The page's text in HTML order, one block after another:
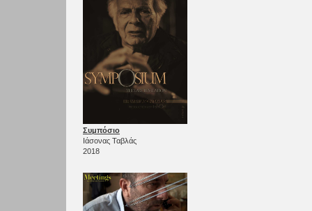
Συμπόσιο
Ιάσονας Ταβλάς
2018